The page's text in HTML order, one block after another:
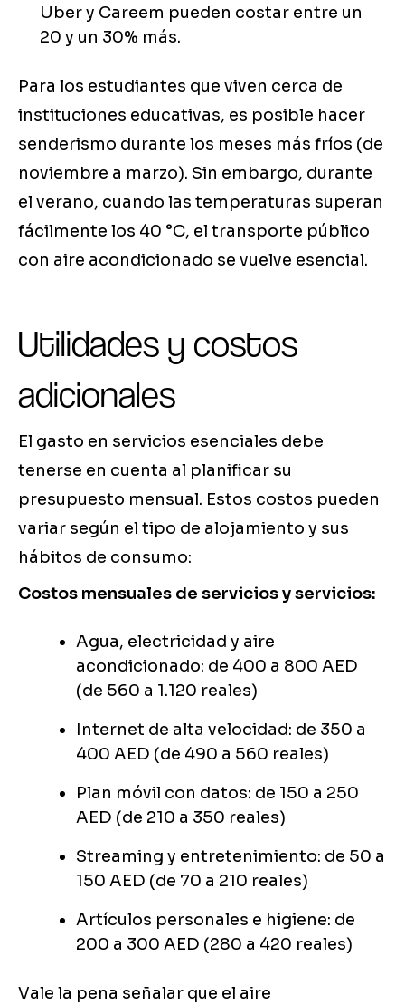
Uber y Careem pueden costar entre un
20 y un 30% más.
Para los estudiantes que viven cerca de
instituciones educativas, es posible hacer
senderismo durante los meses más fríos (de
noviembre a marzo). Sin embargo, durante
el verano, cuando las temperaturas superan
fácilmente los 40 °C, el transporte público
con aire acondicionado se vuelve esencial.
Utilidades y costos
adicionales
El gasto en servicios esenciales debe
tenerse en cuenta al planificar su
presupuesto mensual. Estos costos pueden
variar según el tipo de alojamiento y sus
hábitos de consumo:
Costos mensuales de servicios y servicios:
Agua, electricidad y aire
acondicionado: de 400 a 800 AED
(de 560 a 1.120 reales)
Internet de alta velocidad: de 350 a
400 AED (de 490 a 560 reales)
Plan móvil con datos: de 150 a 250
AED (de 210 a 350 reales)
Streaming y entretenimiento: de 50 a
150 AED (de 70 a 210 reales)
Artículos personales e higiene: de
200 a 300 AED (280 a 420 reales)
Vale la pena señalar que el aire